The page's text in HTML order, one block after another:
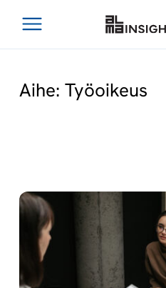
Avaa
Aihe: Työoikeus